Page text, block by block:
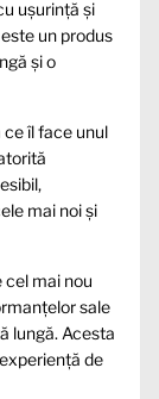
ușurință și
un produs
și o
ce îl face unul
mai noi și
mai nou
sale
lungă. Acesta
de